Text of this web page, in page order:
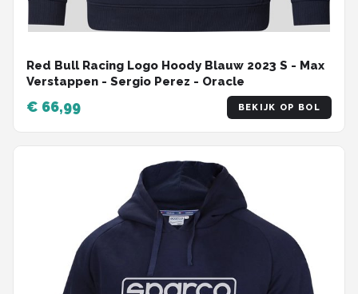
Red Bull Racing Logo Hoody Blauw 2023 S - Max
Verstappen - Sergio Perez - Oracle
€ 66,99 BEKIJK OP BOL